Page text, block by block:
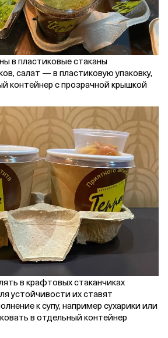
в пластиковые стаканы
салат — в пластиковую упаковку,
контейнер с прозрачной крышкой
в крафтовых стаканчиках
устойчивости их ставят
к супу, например сухарики или
в отдельный контейнер